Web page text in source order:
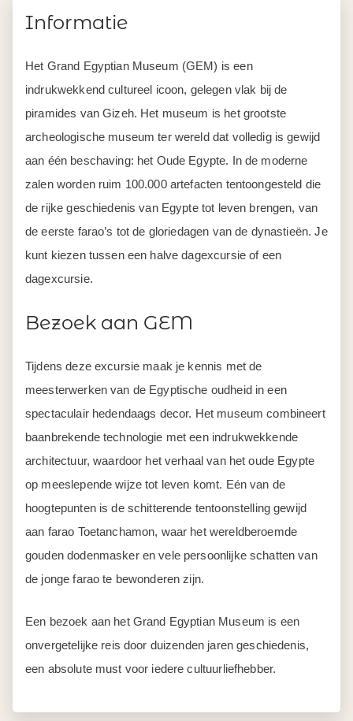
Informatie
Het Grand Egyptian Museum (GEM) is een
indrukwekkend cultureel icoon, gelegen vlak bij de
piramides van Gizeh. Het museum is het grootste
archeologische museum ter wereld dat volledig is gewijd
aan één beschaving: het Oude Egypte. In de moderne
zalen worden ruim 100.000 artefacten tentoongesteld die
de rijke geschiedenis van Egypte tot leven brengen, van
de eerste farao’s tot de gloriedagen van de dynastieën. Je
kunt kiezen tussen een halve dagexcursie of een
dagexcursie.
Bezoek aan GEM
Tijdens deze excursie maak je kennis met de
meesterwerken van de Egyptische oudheid in een
spectaculair hedendaags decor. Het museum combineert
baanbrekende technologie met een indrukwekkende
architectuur, waardoor het verhaal van het oude Egypte
op meeslepende wijze tot leven komt. Eén van de
hoogtepunten is de schitterende tentoonstelling gewijd
aan farao Toetanchamon, waar het wereldberoemde
gouden dodenmasker en vele persoonlijke schatten van
de jonge farao te bewonderen zijn.
Een bezoek aan het Grand Egyptian Museum is een
onvergetelijke reis door duizenden jaren geschiedenis,
een absolute must voor iedere cultuurliefhebber.